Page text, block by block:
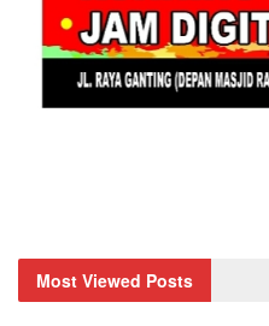
Most Viewed Posts